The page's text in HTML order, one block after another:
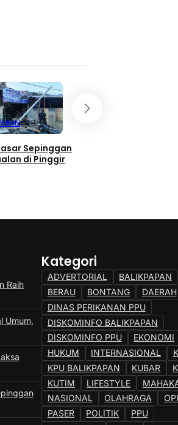
Sepinggan
di Pinggir
Raih
Umum,
Kategori
ADVERTORIAL
BALIKPAPAN
BERAU
BONTANG
DAERAH
DINAS PERIKANAN PPU
DISKOMINFO BALIKPAPAN
DISKOMINFO PPU
EKONOMI
HUKUM
INTERNASIONAL
KPU BALIKPAPAN
KUBAR
KUTIM
LIFESTYLE
NASIONAL
OLAHRAGA
PASER
POLITIK
PPU